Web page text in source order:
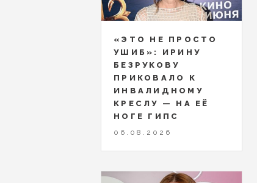
«ЭТО НЕ ПРОСТО
УШИБ»: ИРИНУ
БЕЗРУКОВУ
ПРИКОВАЛО К
ИНВАЛИДНОМУ
КРЕСЛУ — НА ЕЁ
НОГЕ ГИПС
06.08.2026